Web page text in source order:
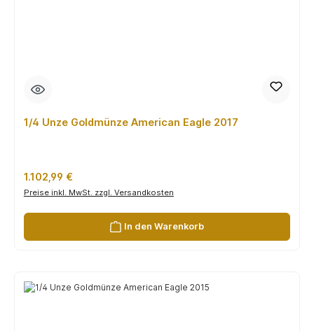
1/4 Unze Goldmünze American Eagle 2017
Regulärer Preis:
1.102,99 €
Preise inkl. MwSt. zzgl. Versandkosten
In den Warenkorb